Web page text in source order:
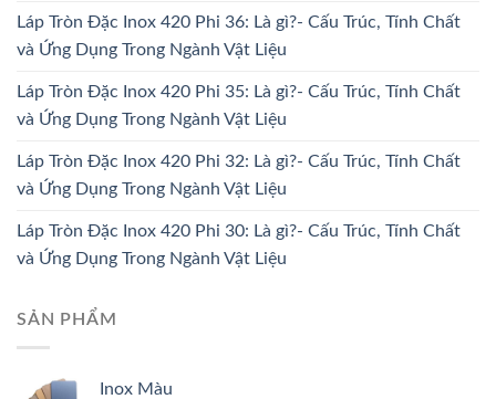
Láp Tròn Đặc Inox 420 Phi 36: Là gì?- Cấu Trúc, Tính Chất
và Ứng Dụng Trong Ngành Vật Liệu
Láp Tròn Đặc Inox 420 Phi 35: Là gì?- Cấu Trúc, Tính Chất
và Ứng Dụng Trong Ngành Vật Liệu
Láp Tròn Đặc Inox 420 Phi 32: Là gì?- Cấu Trúc, Tính Chất
và Ứng Dụng Trong Ngành Vật Liệu
Láp Tròn Đặc Inox 420 Phi 30: Là gì?- Cấu Trúc, Tính Chất
và Ứng Dụng Trong Ngành Vật Liệu
SẢN PHẨM
Inox Màu